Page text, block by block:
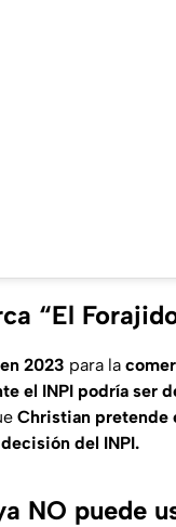
“El
2023 para la
el INPI podría ser
Christian pretende
del INPI.
NO puede